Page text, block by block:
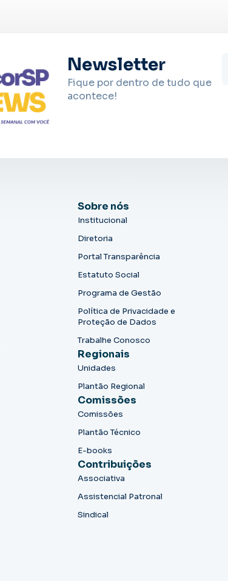
Newsletter
Fique por dentro de tudo que
acontece!
Sobre nós
Institucional
Diretoria
Portal Transparência
Estatuto Social
Programa de Gestão
Política de Privacidade e
Proteção de Dados
Trabalhe Conosco
Regionais
Unidades
Plantão Regional
Comissões
Comissões
Plantão Técnico
E-books
Contribuições
Associativa
Assistencial Patronal
Sindical